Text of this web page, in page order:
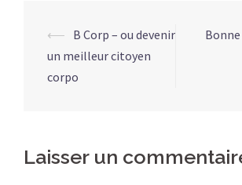
⟵ B Corp – ou devenir
un meilleur citoyen
corpo
Laisser un